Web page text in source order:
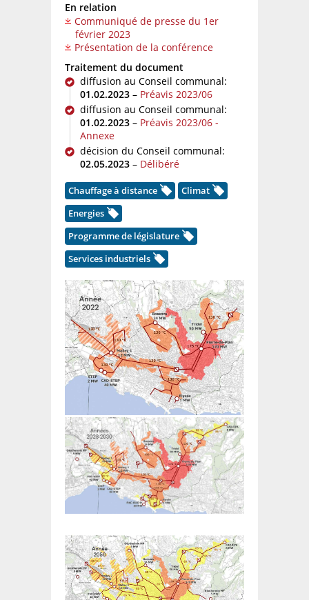
En relation
Communiqué de presse du 1er
février 2023
Présentation de la conférence
Traitement du document
diffusion au Conseil communal:
01.02.2023 – Préavis 2023/06
diffusion au Conseil communal:
01.02.2023 – Préavis 2023/06 -
Annexe
décision du Conseil communal:
02.05.2023 – Délibéré
Chauffage à distance
Climat
Energies
Programme de législature
Services industriels